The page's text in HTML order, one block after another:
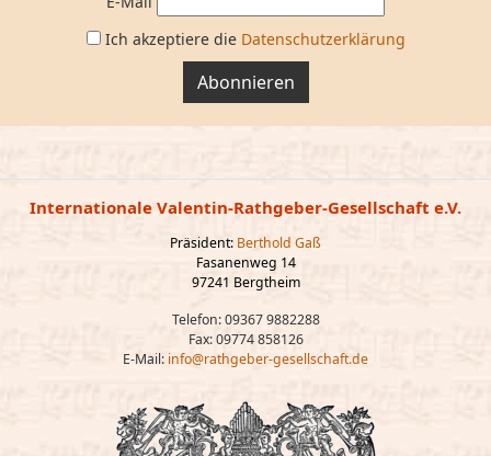
Ich akzeptiere die Datenschutzerklärung
Abonnieren
Internationale Valentin-Rathgeber-Gesellschaft e.V.
Präsident: Berthold Gaß
Fasanenweg 14
97241 Bergtheim
Telefon: 09367 9882288
Fax: 09774 858126
E-Mail: info@rathgeber-gesellschaft.de